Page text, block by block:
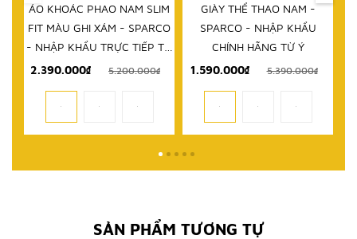
ÁO KHOÁC PHAO NAM SLIM
FIT MÀU GHI XÁM - SPARCO
- NHẬP KHẨU TRỰC TIẾP TỪ
ITALY
2.390.000₫ 5.200.000₫
GIÀY THỂ THAO NAM -
SPARCO - NHẬP KHẨU
CHÍNH HÃNG TỪ Ý
1.590.000₫
5.390.000₫
SẢN PHẨM TƯƠNG TỰ